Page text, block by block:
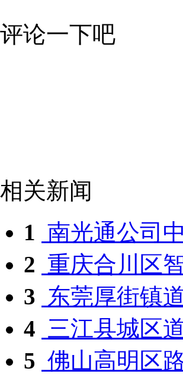
评论一下吧
相关新闻
1 南光通公司
2 重庆合川区
3 东莞厚街镇
4 三江县城区
5 佛山高明区